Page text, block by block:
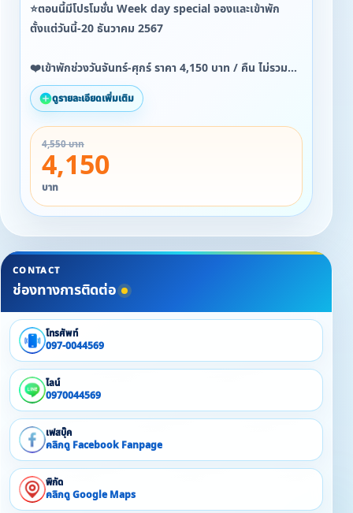
⭐ตอนนี้มีโปรโมชั่น Week day special จองและเข้าพัก
ตั้งแต่วันนี้-20 ธันวาคม 2567
❤️เข้าพักช่วงวันจันทร์-ศุกร์ ราคา 4,150 บาท / คืน ไม่รวม
อาหารเช้านะคะ
❤️ช่วงวันเสาร์ และวันอาทิตย์ ราคา 4,550 บาท / คืน
ไม่รวมอาหารเช้านะคะ รับอาหารเช้าเพิ่มท่านละ 200 บาท / วัน
ดูรายละเอียดเพิ่มเติม
4,550 บาท
4,150
บาท
CONTACT
ช่องทางการติดต่อ
โทรศัพท์
097-0044569
ไลน์
0970044569
เฟสบุ๊ค
คลิกดู Facebook Fanpage
พิกัด
คลิกดู Google Maps